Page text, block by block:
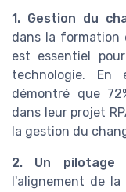
1. Gestion du
dans la formation
est essentiel
technologie.
démontré que
dans leur projet
la gestion du
2. Un pilotage
l'alignement de